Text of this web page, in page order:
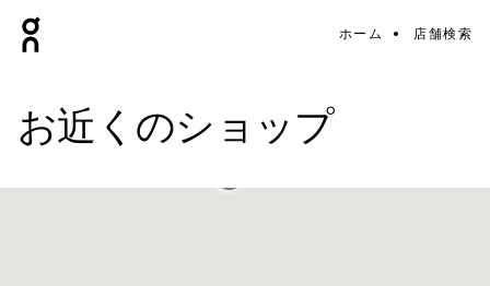
ホーム 店舗検索
お近くのショップ